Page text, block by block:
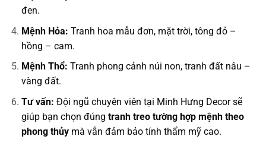
đen.
Mệnh Hỏa: Tranh hoa mẫu đơn, mặt trời, tông đỏ –
hồng – cam.
Mệnh Thổ: Tranh phong cảnh núi non, tranh đất nâu –
vàng đất.
Tư vấn: Đội ngũ chuyên viên tại Minh Hưng Decor sẽ
giúp bạn chọn đúng tranh treo tường hợp mệnh theo
phong thủymà vẫn đảm bảo tính thẩm mỹ cao.